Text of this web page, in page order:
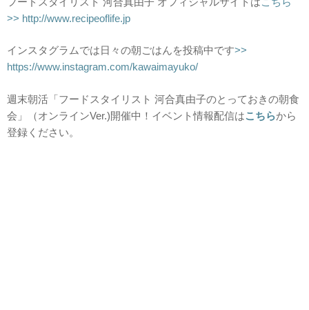
>> http://www.recipeoflife.jp
インスタグラムでは日々の朝ごはんを投稿中です>>
https://www.instagram.com/kawaimayuko/
週末朝活「フードスタイリスト 河合真由子のとっておきの朝食
会」（オンラインVer.)開催中！イベント情報配信はこちらから
登録ください。